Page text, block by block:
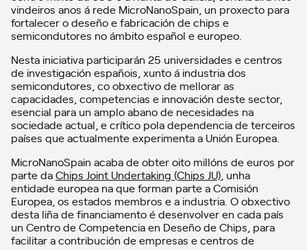
vindeiros anos á rede MicroNanoSpain, un proxecto para
fortalecer o deseño e fabricación de chips e
semicondutores no ámbito español e europeo.
Nesta iniciativa participarán 25 universidades e centros
de investigación españois, xunto á industria dos
semicondutores, co obxectivo de mellorar as
capacidades, competencias e innovación deste sector,
esencial para un amplo abano de necesidades na
sociedade actual, e crítico pola dependencia de terceiros
países que actualmente experimenta a Unión Europea.
MicroNanoSpain acaba de obter oito millóns de euros por
parte daChips Joint Undertaking (Chips JU) , unha
entidade europea na que forman parte a Comisión
Europea, os estados membros e a industria. O obxectivo
desta liña de financiamento é desenvolver en cada país
un Centro de Competencia en Deseño de Chips, para
facilitar a contribución de empresas e centros de